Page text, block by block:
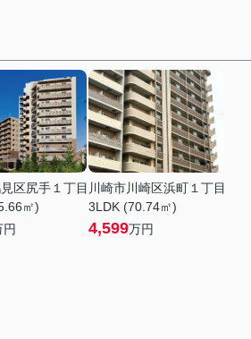
区尻手１丁目
㎡)
円
川崎市川崎区浜町１丁目
3LDK (70.74㎡)
4,599万円